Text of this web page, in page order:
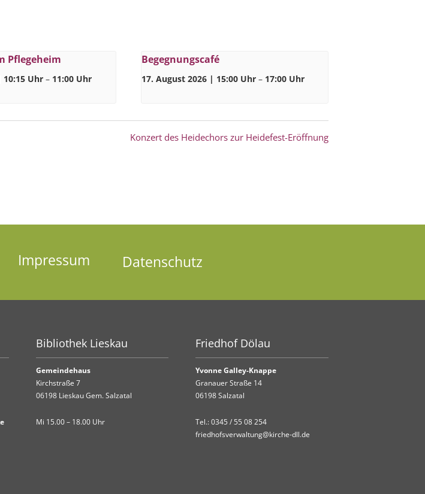
Pflegeheim
10:15 Uhr – 11:00 Uhr
Begegnungscafé
17. August 2026 | 15:00 Uhr – 17:00 Uhr
Konzert des Heidechors zur Heidefest-Eröffnung
Impressum Datenschutz
Bibliothek Lieskau
Gemeindehaus
Kirchstraße 7
06198 Lieskau Gem. Salzatal
Mi 15.00 – 18.00 Uhr
Friedhof Dölau
Yvonne Galley-Knappe
Granauer Straße 14
06198 Salzatal
Tel.:0345 / 55 08 254
friedhofsverwaltung@kirche-dll.de